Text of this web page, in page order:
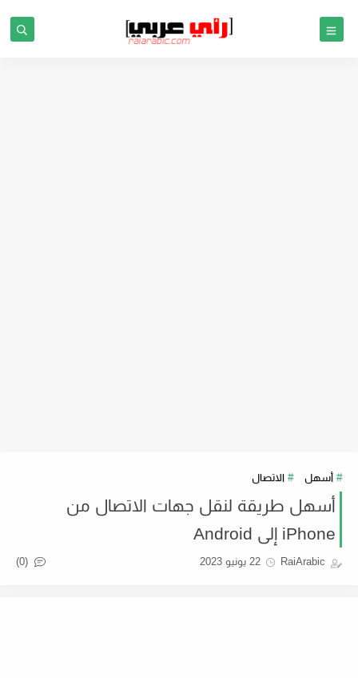
أسهل الاتصال
أسهل طريقة لنقل جهات الاتصال من
iPhone إلى Android
RaiArabic 22 يونيو 2023 (0)